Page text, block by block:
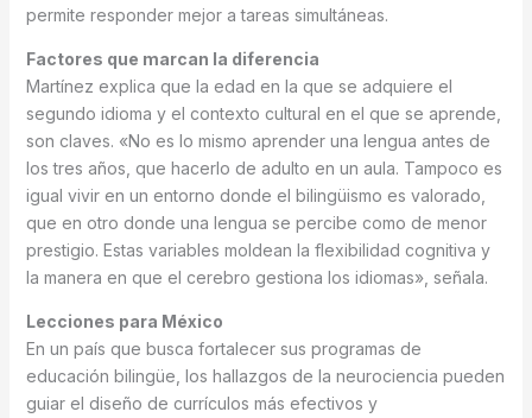
permite responder mejor a tareas simultáneas.
Factores que marcan la diferencia
Martínez explica que la edad en la que se adquiere el
segundo idioma y el contexto cultural en el que se aprende,
son claves. «No es lo mismo aprender una lengua antes de
los tres años, que hacerlo de adulto en un aula. Tampoco es
igual vivir en un entorno donde el bilingüismo es valorado,
que en otro donde una lengua se percibe como de menor
prestigio. Estas variables moldean la flexibilidad cognitiva y
la manera en que el cerebro gestiona los idiomas», señala.
Lecciones para México
En un país que busca fortalecer sus programas de
educación bilingüe, los hallazgos de la neurociencia pueden
guiar el diseño de currículos más efectivos y